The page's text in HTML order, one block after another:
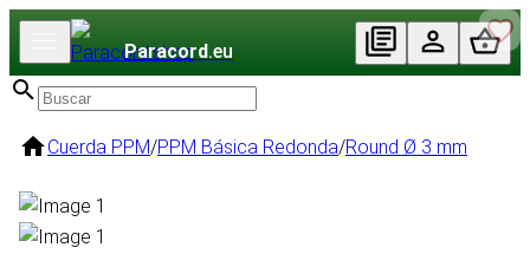
Paracord.eu
Cuerda PPM/PPM Básica Redonda/Round Ø 3 mm